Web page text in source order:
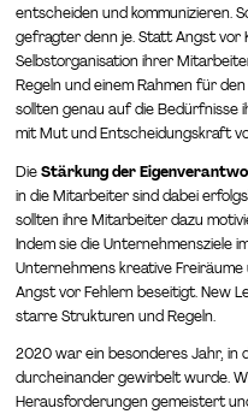
entscheiden und kommunizieren.
gefragter denn je. Statt Angst vor
Selbstorganisation ihrer
Regeln und einem Rahmen für
sollten genau auf die
mit Mut und Entscheidungskraft
DieStärkung der
in die Mitarbeiter sind dabei
sollten ihre Mitarbeiter dazu
Indem sie die Unternehmensziele
Unternehmens kreative
Angst vor Fehlern beseitigt. New
starre Strukturen und Regeln.
2020 war ein besonderes Jahr, in
durcheinander gewirbelt wurde.
Herausforderungen gemeistert